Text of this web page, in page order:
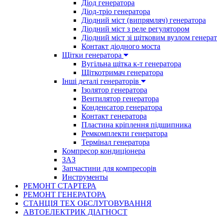
Діод генератора
Діод-тріо генератора
Діодний міст (випрямляч) генератора
Діодний міст з реле регулятором
Діодний міст зі щітковим вузлом
Контакт діодного моста
Щітки генератора
Вугільна щітка к-т генератора
Щіткотримач генератора
Інші деталі генераторів
Ізолятор генератора
Вентилятор генератора
Конденсатор генератора
Контакт генератора
Пластина кріплення підшипника
Ремкомплекти генератора
Термінал генератора
Компресор кондиціонера
ЗАЗ
Запчастини для компресорів
Инструменты
РЕМОНТ СТАРТЕРА
РЕМОНТ ГЕНЕРАТОРА
СТАНЦІЯ ТЕХ ОБСЛУГОВУВАННЯ
АВТОЕЛЕКТРИК ДІАГНОСТ